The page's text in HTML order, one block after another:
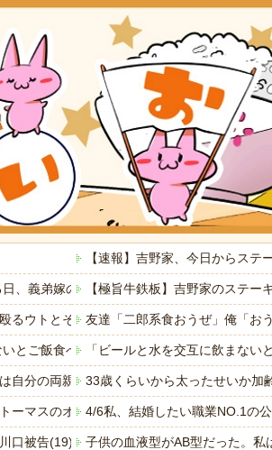
、義弟嫁の子供から「ガンの匂い」がし始
るウトとそれを傍観するトメに生活費をく
とご飯食べないのなんでなん
自分の両親に私の存在を一度も報告してなか
ーマスのオモチャが勝手に動き回る
口被告(19)に無期懲役の判決
【速報】吉野家、今日からステ
【極旨牛鉄板】吉野家のステー
友達「二郎系食おうぜ」俺「お
「ビールと水を交互に飲まない
33歳くらいから太ったせいか加
4/6私、結婚したい職業NO.1の
子供の血液型がAB型だった。